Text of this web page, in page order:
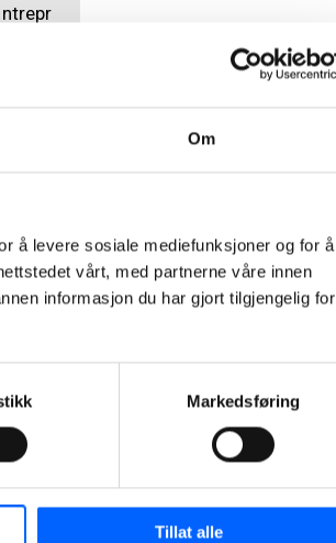
Om
å levere sosiale mediefunksjoner og for å
vårt, med partnerne våre innen
informasjon du har gjort tilgjengelig for
Markedsføring
Tillat alle
ntrepr
sama
Bygg
for
miljøb
sertifi
sert)
900
kvadr